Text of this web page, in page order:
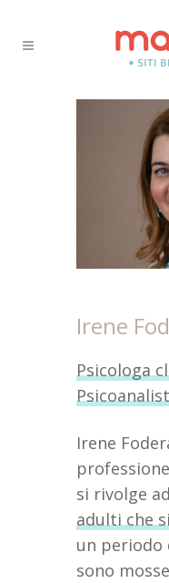
Irene
Psicologa
Irene
si rivolge ad
adulti che
un periodo
sono